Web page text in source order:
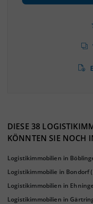
(Landkreis / Kreisfreie Stadt)
43%
DIESE 38
KÖNNTEN SIE NOCH
Logistikimmobilien in
Logistikimmobilie in Bondorf
Logistikimmobilien in
Logistikimmobilien in